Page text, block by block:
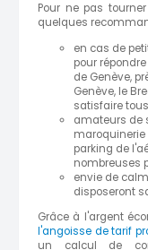
Pour ne pas
quelques
en cas de
pour
de Genève,
Genève, le
satisfaire
amateurs de
parking de
nombreuses
envie de
disposeront
Grâce à l'argent
l'angoisse de tarif
un calcul de